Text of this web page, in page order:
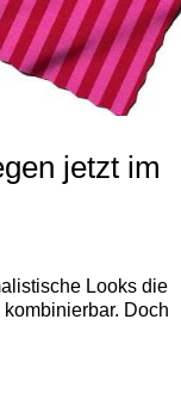
jetzt im
Looks die
Doch